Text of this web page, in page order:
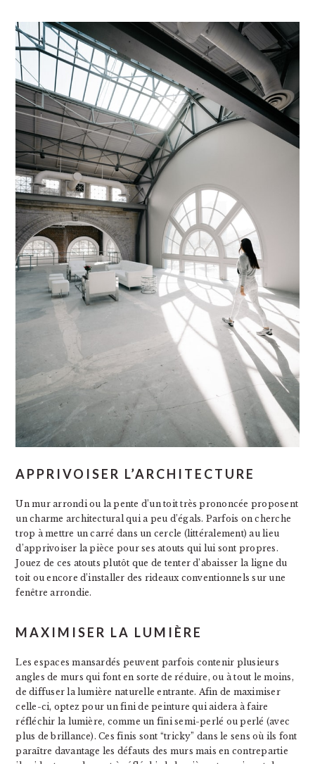
APPRIVOISER L’ARCHITECTURE
Un mur arrondi ou la pente d’un toit très prononcée proposent
un charme architectural qui a peu d’égals. Parfois on cherche
trop à mettre un carré dans un cercle (littéralement) au lieu
d’apprivoiser la pièce pour ses atouts qui lui sont propres.
Jouez de ces atouts plutôt que de tenter d’abaisser la ligne du
toit ou encore d’installer des rideaux conventionnels sur une
fenêtre arrondie.
MAXIMISER LA LUMIÈRE
Les espaces mansardés peuvent parfois contenir plusieurs
angles de murs qui font en sorte de réduire, ou à tout le moins,
de diffuser la lumière naturelle entrante. Afin de maximiser
celle-ci, optez pour un fini de peinture qui aidera à faire
réfléchir la lumière, comme un fini semi-perlé ou perlé (avec
plus de brillance). Ces finis sont “tricky” dans le sens où ils font
paraître davantage les défauts des murs mais en contrepartie